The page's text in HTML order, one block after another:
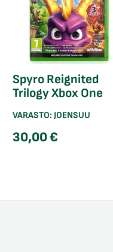
Spyro Reignited
Trilogy Xbox One
VARASTO: JOENSUU
30,00€